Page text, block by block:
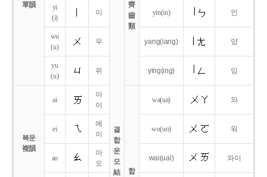
單韻
결
합
운
모
結
齊
齒
類
yi
(i)
이 yin(in) 인
wu
(u)
우 yang(iang) 양
yu
(u)
위 ying(ing) 잉
복운
複韻
ai
아
이
합
wa(ua) 와
ei
에
이
wo(uo) 워
ao
아
오
wai(uai) 와이